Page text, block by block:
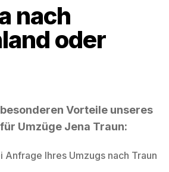
nach
oder
Vorteile unseres
Umzüge Jena Traun:
Anfrage Ihres Umzugs nach Traun